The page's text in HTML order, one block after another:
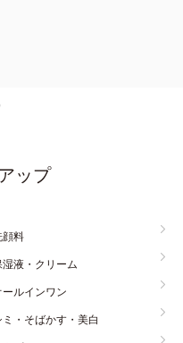
ップ
顔料
湿液・クリーム
ールインワン
ミ・そばかす・美白